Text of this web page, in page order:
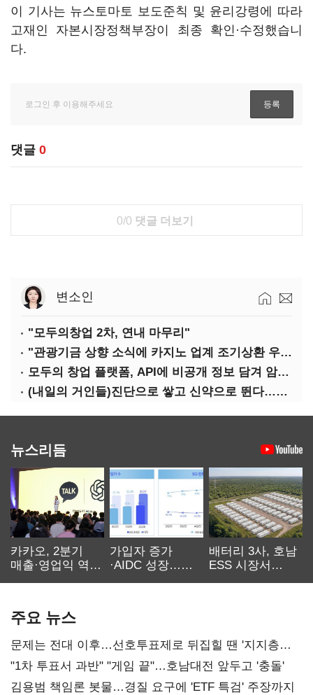
이 기사는 뉴스토마토 보도준칙 및 윤리강령에 따라
고재인 자본시장정책부장이 최종 확인·수정했습니
다.
댓글 0
0/0 댓글 더보기
변소인
"모두의창업 2차, 연내 마무리"
"관광기금 상향 소식에 카지노 업계 조기상환 우려"
모두의 창업 플랫폼, API에 비공개 정보 담겨 암호키까지 새나갔다
(내일의 거인들)진단으로 쌓고 신약으로 뛴다…세니젠의 대전환
뉴스리듬
카카오, 2분기
매출·영업익 역대
가입자 증가
·AIDC 성장…
배터리 3사, 호남
ESS 시장서
주요 뉴스
문제는 전대 이후…선호투표제로 뒤집힐 땐 '지지층
불복'
"1차 투표서 과반" "게임 끝"…호남대전 앞두고 '충돌'
김용범 책임론 봇물…경질 요구에 'ETF 특검' 주장까지